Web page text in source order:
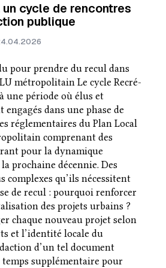
cycle de rencontres
publique
pour prendre du recul dans
métropolitain Le cycle Recré-
une période où élus et
dans une phase de
réglementaires du Plan Local
comprenant des
pour la dynamique
prochaine décennie. Des
complexes qu’ils nécessitent
de recul : pourquoi renforcer
des projets urbains ?
chaque nouveau projet selon
et l’identité locale du
d’un tel document
temps supplémentaire pour